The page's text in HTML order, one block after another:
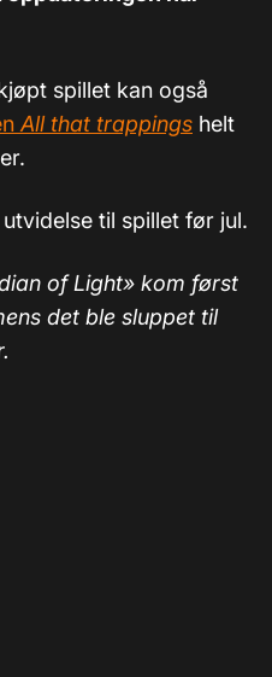
spillet kan også
All that trappings helt
til spillet før jul.
of Light» kom først
det ble sluppet til